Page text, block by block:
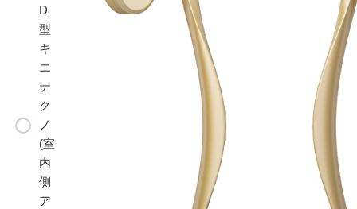
D
型
キ
エ
テ
ク
ノ
(室
内
側
ア